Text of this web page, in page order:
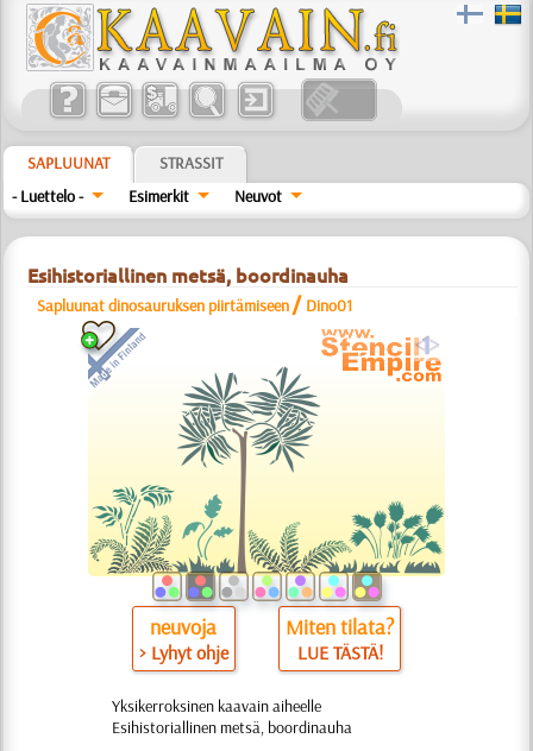
SAPLUUNAT
STRASSIT
- Luettelo -
Esimerkit Neuvot
Esihistoriallinen metsä, boordinauha
Sapluunat dinosauruksen piirtämiseen / Dino01
a
neuvoja
> Lyhyt ohje
Miten tilata?
LUE TÄSTÄ!
Yksikerroksinen kaavain aiheelle
Esihistoriallinen metsä, boordinauha